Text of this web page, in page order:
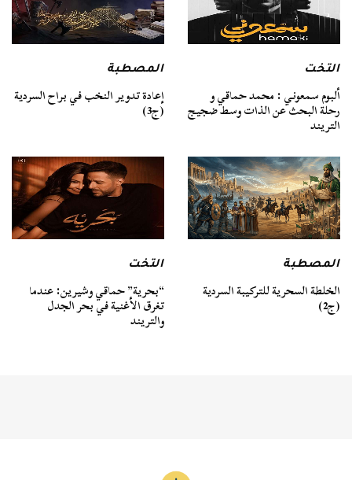
التخت
ألبوم سمعوني : محمد حماقي و
رحلة البحث عن الذات وسط ضجيج
التريند
المصطبة
إعادة تدوير النخب في براح السردية
(ج3)
المصطبة
الخلطة السحرية للتركيبة السردية
(ج2)
التخت
“بحرية” حماقي وشيرين: عندما
تغرق الأغنية في بحر الجدل
والتريند